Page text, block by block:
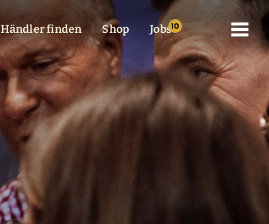
Händler finden Shop Jobs